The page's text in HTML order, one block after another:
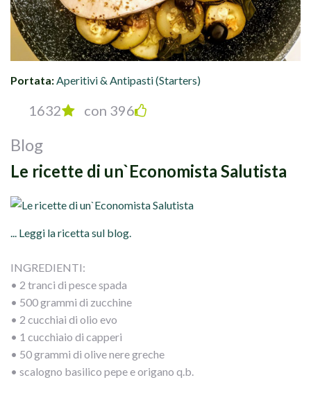
Portata: Aperitivi & Antipasti (Starters)
1632 con 396
Blog
Le ricette di un`Economista Salutista
... Leggi la ricetta sul blog.
INGREDIENTI:
• 2 tranci di pesce spada
• 500 grammi di zucchine
• 2 cucchiai di olio evo
• 1 cucchiaio di capperi
• 50 grammi di olive nere greche
• scalogno basilico pepe e origano q.b.